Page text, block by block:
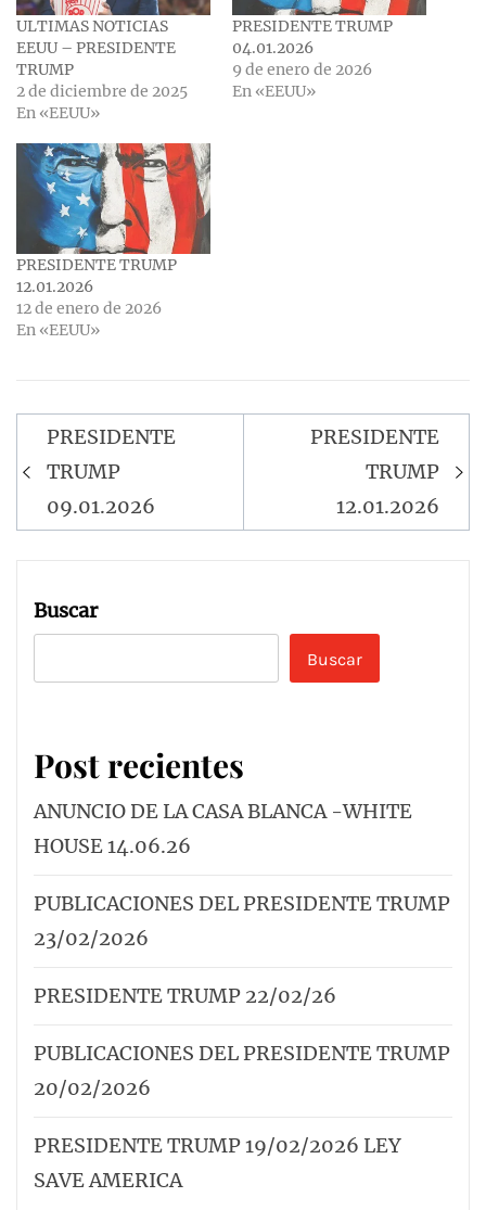
ULTIMAS NOTICIAS
EEUU – PRESIDENTE
TRUMP
2 de diciembre de 2025
En «EEUU»
PRESIDENTE TRUMP
04.01.2026
9 de enero de 2026
En «EEUU»
PRESIDENTE TRUMP
12.01.2026
12 de enero de 2026
En «EEUU»
Navegación
de
entradas
PRESIDENTE
TRUMP
09.01.2026
PRESIDENTE
TRUMP
12.01.2026
Buscar
Buscar
Post recientes
ANUNCIO DE LA CASA BLANCA -WHITE
HOUSE 14.06.26
PUBLICACIONES DEL PRESIDENTE TRUMP
23/02/2026
PRESIDENTE TRUMP 22/02/26
PUBLICACIONES DEL PRESIDENTE TRUMP
20/02/2026
PRESIDENTE TRUMP 19/02/2026 LEY
SAVE AMERICA